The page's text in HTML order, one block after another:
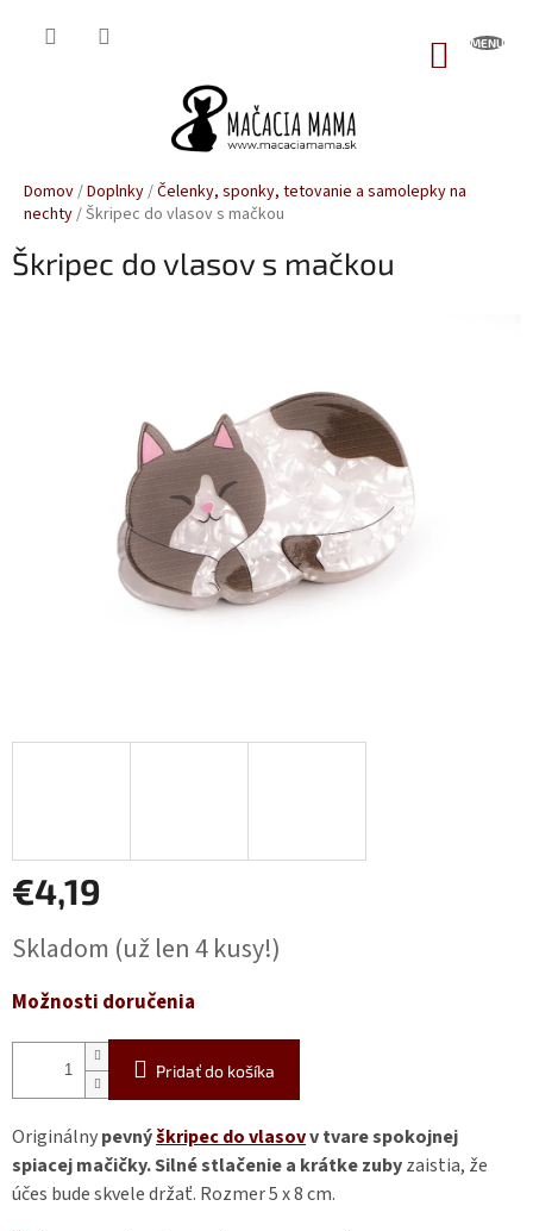
Domov/Doplnky/Čelenky, sponky, tetovanie a samolepky na
nechty/Škripec do vlasov s mačkou
Škripec do vlasov s mačkou
€4,19
cena:
Skladom (už len 4 kusy!)
Možnosti doručenia
Pridať do košíka
Originálnypevnýškripec do vlasovv tvare spokojnej
spiacej mačičky.Silné stlačenie a krátke zubyzaistia, že
účes bude skvele držať. Rozmer 5 x 8 cm.